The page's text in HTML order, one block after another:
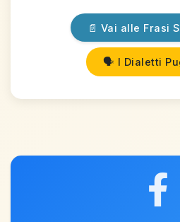
📄 Vai alle Frasi
🗣️ I Dialetti